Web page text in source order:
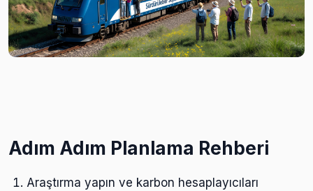
Adım Adım Planlama Rehberi
Araştırma yapın ve karbon hesaplayıcıları